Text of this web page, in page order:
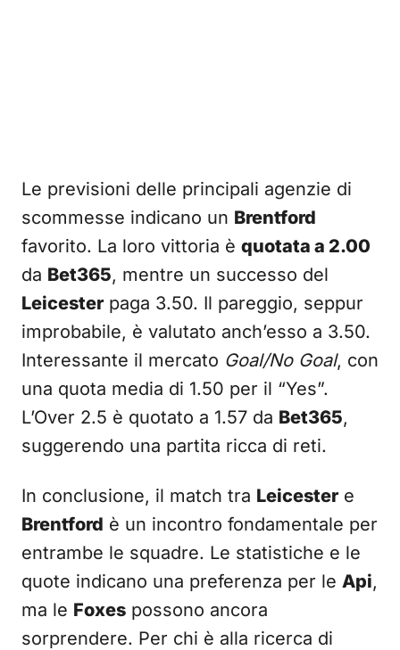
Le previsioni delle principali agenzie di
scommesse indicano un Brentford
favorito. La loro vittoria è quotata a 2.00
da Bet365, mentre un successo del
Leicester paga 3.50. Il pareggio, seppur
improbabile, è valutato anch’esso a 3.50.
Interessante il mercato Goal/No Goal, con
una quota media di 1.50 per il “Yes”.
L’Over 2.5 è quotato a 1.57 da Bet365,
suggerendo una partita ricca di reti.
In conclusione, il match tra Leicester e
Brentford è un incontro fondamentale per
entrambe le squadre. Le statistiche e le
quote indicano una preferenza per le Api,
ma le Foxes possono ancora
sorprendere. Per chi è alla ricerca di